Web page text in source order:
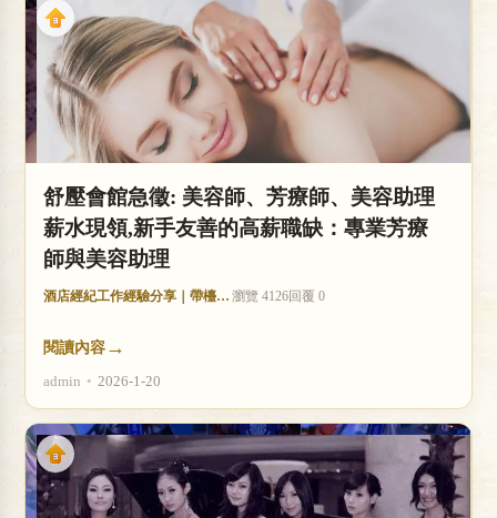
舒壓會館急徵: 美容師、芳療師、美容助理
薪水現領,新手友善的高薪職缺：專業芳療
師與美容助理
酒店經紀工作經驗分享｜帶檯技巧與收入分析 瀏覽 4126回覆 0
閱讀內容 →
admin • 2026-1-20